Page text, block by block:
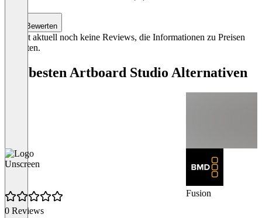
Bewerten
Es gibt aktuell noch keine Reviews, die Informationen zu Preisen
enthalten.
Die besten Artboard Studio Alternativen
Unscreen
0 Reviews
Fusion